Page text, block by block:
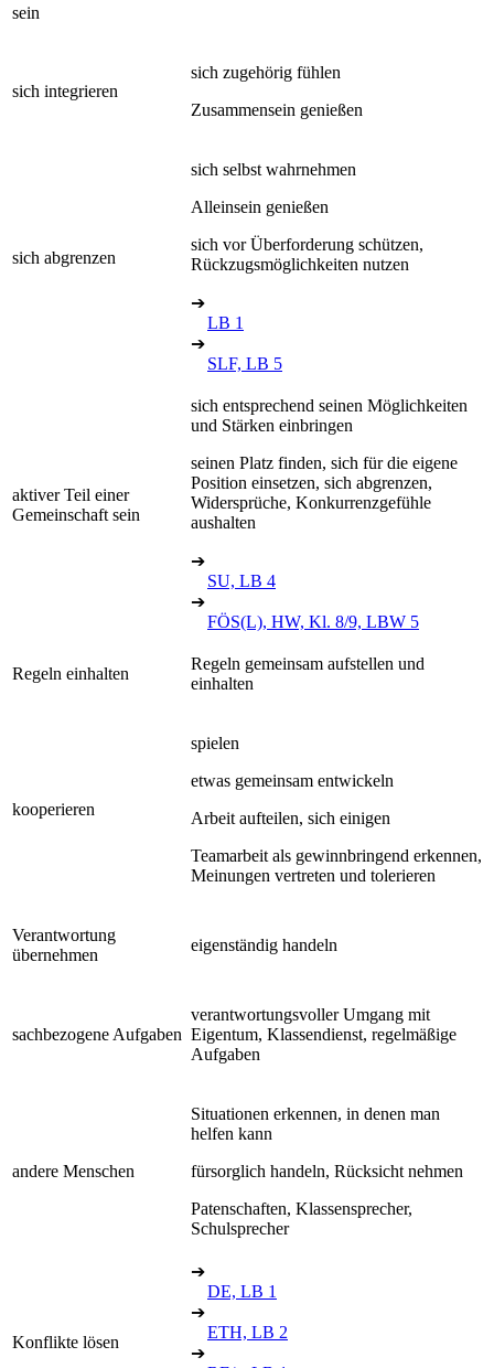
sein
sich integrieren
sich zugehörig fühlen
Zusammensein genießen
sich abgrenzen
sich selbst wahrnehmen
Alleinsein genießen
sich vor Überforderung schützen,
Rückzugsmöglichkeiten nutzen
➔
LB 1
➔
SLF, LB 5
aktiver Teil einer
Gemeinschaft sein
sich entsprechend seinen Möglichkeiten
und Stärken einbringen
seinen Platz finden, sich für die eigene
Position einsetzen, sich abgrenzen,
Widersprüche, Konkurrenzgefühle
aushalten
➔
SU, LB 4
➔
FÖS(L), HW, Kl. 8/9, LBW 5
Regeln einhalten
Regeln gemeinsam aufstellen und
einhalten
kooperieren
spielen
etwas gemeinsam entwickeln
Arbeit aufteilen, sich einigen
Teamarbeit als gewinnbringend erkennen,
Meinungen vertreten und tolerieren
Verantwortung
übernehmen
eigenständig handeln
sachbezogene Aufgaben
verantwortungsvoller Umgang mit
Eigentum, Klassendienst, regelmäßige
Aufgaben
andere Menschen
Situationen erkennen, in denen man
helfen kann
fürsorglich handeln, Rücksicht nehmen
Patenschaften, Klassensprecher,
Schulsprecher
Konflikte lösen
➔
DE, LB 1
➔
ETH, LB 2
➔